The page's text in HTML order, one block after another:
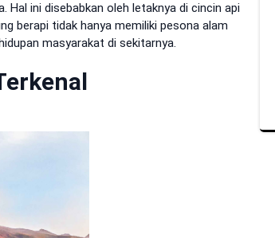
Hal ini disebabkan oleh letaknya di cincin api
berapi tidak hanya memiliki pesona alam
masyarakat di sekitarnya.